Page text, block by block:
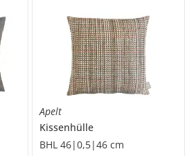
Apelt
Kissenhülle
BHL 46|0,5|46 cm